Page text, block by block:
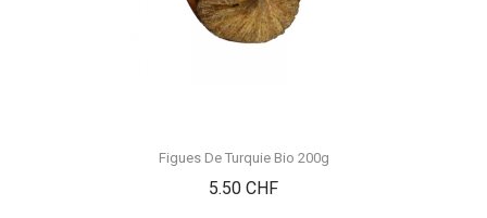
Figues De Turquie Bio 200g
5.50 CHFPrix